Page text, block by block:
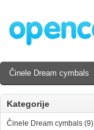
Činele Dream cymbals
Kategorije
Činele Dream cymbals (9)